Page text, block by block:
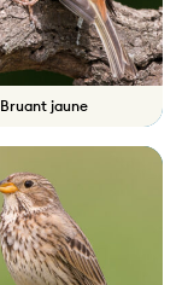
Bruant jaune